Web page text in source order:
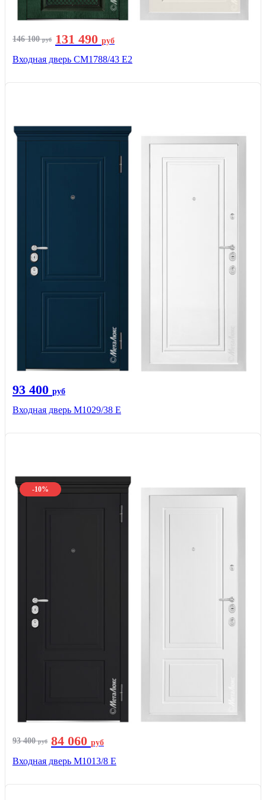
146 100руб 131 490 руб
Входная дверь СМ1788/43 E2
93 400 руб
Входная дверь М1029/38 E
-10%
93 400руб 84 060 руб
Входная дверь М1013/8 E